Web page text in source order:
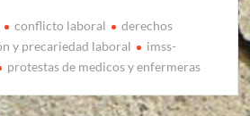
conflicto laboral
derechos
y precariedad laboral
imss-
protestas de medicos y enfermeras